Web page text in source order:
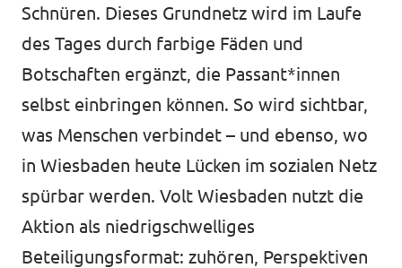
Datenschutz
Impressum
Kontakt
Schnüren. Dieses Grundnetz wird im Laufe
des Tages durch farbige Fäden und
Botschaften ergänzt, die Passant*innen
selbst einbringen können. So wird sichtbar,
was Menschen verbindet – und ebenso, wo
in Wiesbaden heute Lücken im sozialen Netz
spürbar werden. Volt Wiesbaden nutzt die
Aktion als niedrigschwelliges
Beteiligungsformat: zuhören, Perspektiven